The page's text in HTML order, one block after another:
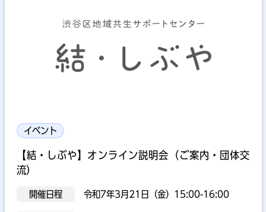
イベント
【結・しぶや】オンライン説明会（ご案内・団体交
流）
開催日程 令和7年3月21日（金）15:00-16:00